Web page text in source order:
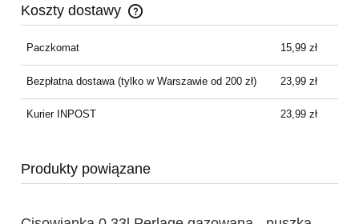
Koszty dostawy
Cena nie zawiera ewentualnych kosztów płatności
Paczkomat 15,99 zł
Bezpłatna dostawa(tylko w Warszawie od 200 zł) 23,99 zł
Kurier INPOST 23,99 zł
Produkty powiązane